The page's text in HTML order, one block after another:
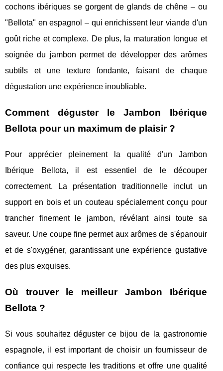
cochons ibériques se gorgent de glands de chêne – ou
"Bellota" en espagnol – qui enrichissent leur viande d'un
goût riche et complexe. De plus, la maturation longue et
soignée du jambon permet de développer des arômes
subtils et une texture fondante, faisant de chaque
dégustation une expérience inoubliable.
Comment déguster le Jambon Ibérique
Bellota pour un maximum de plaisir ?
Pour apprécier pleinement la qualité d'un Jambon
Ibérique Bellota, il est essentiel de le découper
correctement. La présentation traditionnelle inclut un
support en bois et un couteau spécialement conçu pour
trancher finement le jambon, révélant ainsi toute sa
saveur. Une coupe fine permet aux arômes de s'épanouir
et de s'oxygéner, garantissant une expérience gustative
des plus exquises.
Où trouver le meilleur Jambon Ibérique
Bellota ?
Si vous souhaitez déguster ce bijou de la gastronomie
espagnole, il est important de choisir un fournisseur de
confiance qui respecte les traditions et offre une qualité